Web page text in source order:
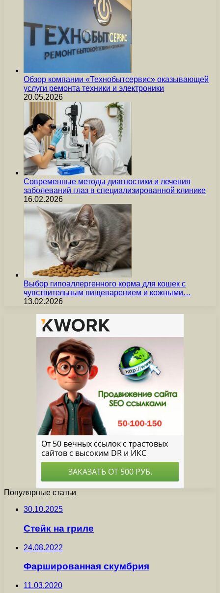
Обзор компании «Технобытсервис» оказывающей
услуги ремонта техники и электроники
20.05.2026
Современные методы диагностики и лечения
заболеваний глаз в специализированной клинике
16.02.2026
Выбор гипоаллергенного корма для кошек с
чувствительным пищеварением и кожными…
13.02.2026
Популярные статьи
30.10.2025
Стейк на гриле
24.08.2022
Фаршированная скумбрия
11.03.2020